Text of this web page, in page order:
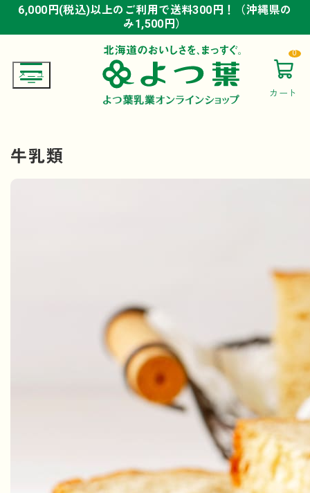
6,000円(税込)以上のご利用で送料300円！（沖縄県の
み1,500円）
6,000円(税込)以上のご利用で送料300円！（沖縄県の
み1,500円）
6,000円(税込)以上のご利用で送料300円！（沖縄県の
み1,500円）
カート
0
牛乳類